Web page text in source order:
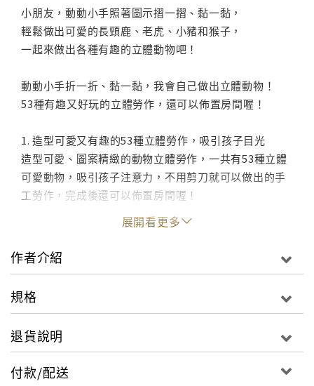
小朋友，動動小手照著圖示摺一摺、黏一黏，
輕鬆做出可愛的長頸鹿、老虎、小豬和猴子，
一起來做出各種有趣的立體動物吧！
動動小手折一折、黏一黏，我會自己做出立體動物！
53種有趣又好玩的立體勞作，還可以佈置房間喔！
1. 造型可愛又有趣的53種立體勞作，吸引孩子目光
造型可愛、圖案精緻的動物立體勞作，一共有53種立體
可愛動物，吸引孩子注意力，不用剪刀就可以做出的手
工勞作，完成後還可以佈置房間喔！
2. 簡單又好學的步驟，讓孩子自己動手做訓練手眼腦協
調
標示清楚的摺線與刀模線，簡單易懂的分解步驟圖示，
腦協調，並提升孩子小肌肉的發展。
3. 色彩鮮豔豐富，刺激孩子視覺與培養美感
培養孩童的基本美感。
展開看更多
作者介紹
規格
退貨說明
付款/配送